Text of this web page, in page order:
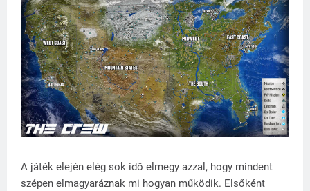
A játék elején elég sok idő elmegy azzal, hogy mindent
szépen elmagyaráznak mi hogyan működik. Elsőként